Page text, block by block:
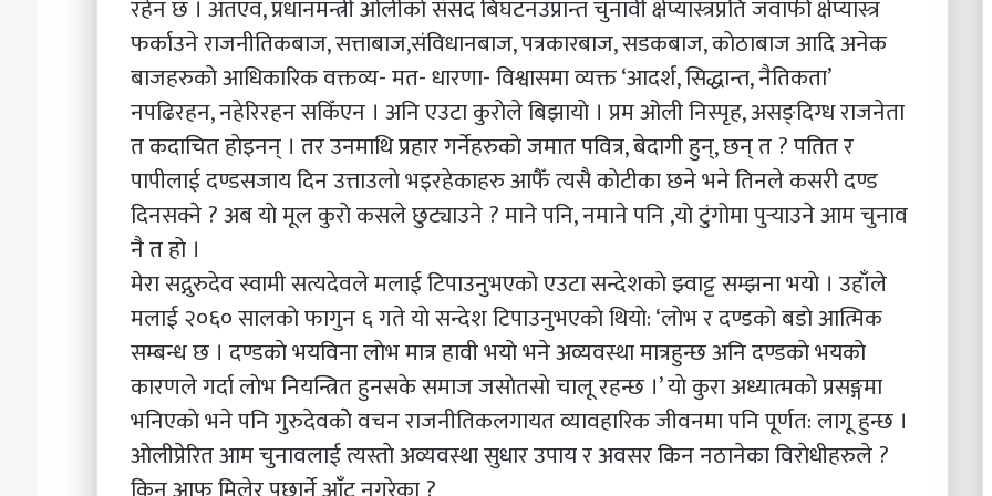
रहेन छ । अतएव, प्रधानमन्त्री ओलीकाे संसद बिघटनउप्रान्त चुनावी क्षेप्यास्त्रप्रति जवाफी क्षेप्यास्त्र
फर्काउने राजनीतिकबाज, सत्ताबाज,संविधानबाज, पत्रकारबाज, सडकबाज, काेठाबाज आदि अनेक
बाजहरुकाे आधिकारिक वक्तव्य- मत- धारणा- विश्वासमा व्यक्त ‘आदर्श, सिद्धान्त, नैतिकता’
नपढिरहन, नहेरिरहन सकिँएन । अनि एउटा कुराेले बिझायाे । प्रम ओली निस्पृह, असङ्दिग्ध राजनेता
त कदाचित हाेइनन् । तर उनमाथि प्रहार गर्नेहरुकाे जमात पवित्र, बेदागी हुन्, छन् त ? पतित र
पापीलाई दण्डसजाय दिन उत्ताउलाे भइरहेकाहरु आफैँ त्यसै काेटीका छने भने तिनले कसरी दण्ड
दिनसक्ने ? अब याे मूल कुराे कसले छुट्याउने ? माने पनि, नमाने पनि ,याे टुंगोमा पुर्‍याउने आम चुनाव
नै त हाे ।
मेरा सद्गुरुदेव स्वामी सत्यदेवले मलाई टिपाउनुभएकाे एउटा सन्देशकाे झ्वाट्ट सम्झना भयाे । उहाँले
मलाई २०६० सालकाे फागुन ६ गते याे सन्देश टिपाउनुभएकाे थियाे: ‘लाेभ र दण्डकाे बडाे आत्मिक
सम्बन्ध छ । दण्डकाे भयविना लाेभ मात्र हावी भयाे भने अव्यवस्था मात्रहुन्छ अनि दण्डकाे भयकाे
कारणले गर्दा लाेभ नियन्त्रित हुनसके समाज जसाेतसाे चालू रहन्छ ।’ याे कुरा अध्यात्मकाे प्रसङ्गमा
भनिएकाे भने पनि गुरुदेवकाेे वचन राजनीतिकलगायत व्यावहारिक जीवनमा पनि पूर्णत: लागू हुन्छ ।
ओलीप्रेरित आम चुनावलाई त्यस्ताे अव्यवस्था सुधार उपाय र अवसर किन नठानेका विराेधीहरुले ?